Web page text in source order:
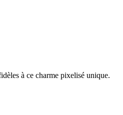
à ce charme pixelisé unique.